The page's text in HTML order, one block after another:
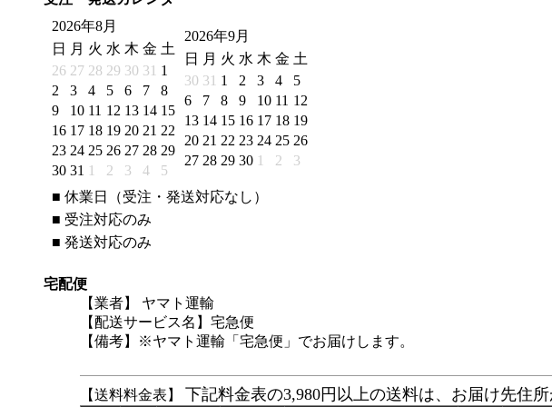
2026年8月
日
月 火 水 木 金 土
26 27 28 29 30 31 1
2
3 4 5 6 7
8
9
10 11 12 13 14 15
16 17 18 19 20 21 22
23 24 25 26 27 28 29
30 31 1 2 3 4 5
2026年9月
日
月 火 水 木 金 土
30 31 1 2 3 4
5
6
7 8 9 10 11 12
13 14 15 16 17 18 19
20 21 22 23 24 25 26
27 28 29 30 1 2 3
■ 休業日（受注・発送対応なし）
■ 受注対応のみ
■ 発送対応のみ
宅配便
【業者】 ヤマト運輸
【配送サービス名】宅急便
【備考】※ヤマト運輸「宅急便」でお届けします。
【送料料金表】 下記料金表の3,980円以上の送料は、お届け先住